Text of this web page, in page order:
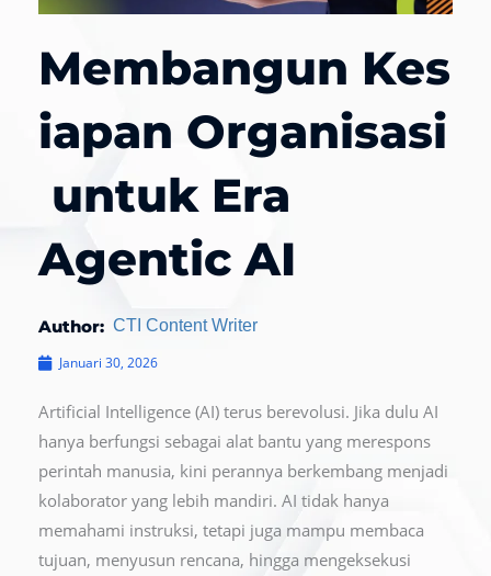
Membangun Kes
iapan Organisasi
untuk Era
Agentic AI
Author: CTI Content Writer
Januari 30, 2026
Artificial Intelligence (AI) terus berevolusi. Jika dulu AI
hanya berfungsi sebagai alat bantu yang merespons
perintah manusia, kini perannya berkembang menjadi
kolaborator yang lebih mandiri. AI tidak hanya
memahami instruksi, tetapi juga mampu membaca
tujuan, menyusun rencana, hingga mengeksekusi